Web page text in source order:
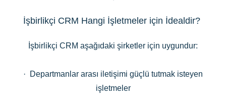
İşbirlikçi CRM Hangi İşletmeler için İdealdir?
İşbirlikçi CRM aşağıdaki şirketler için uygundur:
· Departmanlar arası iletişimi güçlü tutmak isteyen
işletmeler